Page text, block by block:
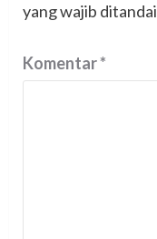
yang wajib ditandai
Komentar*